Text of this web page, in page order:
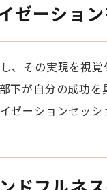
ゼーショ
、その実現を視
下が自分の成功
ゼーションセッ